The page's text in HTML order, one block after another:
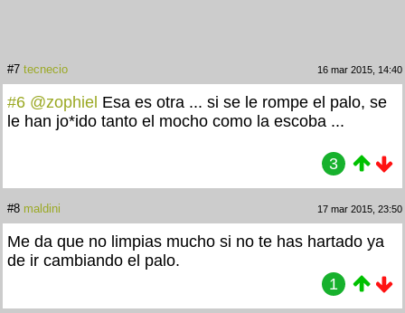
#7 tecnecio 16 mar 2015, 14:40
#6 @zophiel Esa es otra ... si se le rompe el palo, se
le han jo*ido tanto el mocho como la escoba ...
3
#8 maldini 17 mar 2015, 23:50
Me da que no limpias mucho si no te has hartado ya
de ir cambiando el palo.
1